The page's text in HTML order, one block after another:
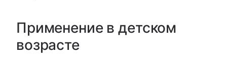
Применение в детском
возрасте